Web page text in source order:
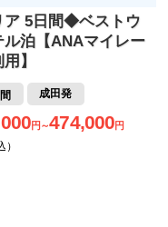
ア 5日間◆ベストウ
泊【ANAマイレー
】
成田発
円～474,000円
）